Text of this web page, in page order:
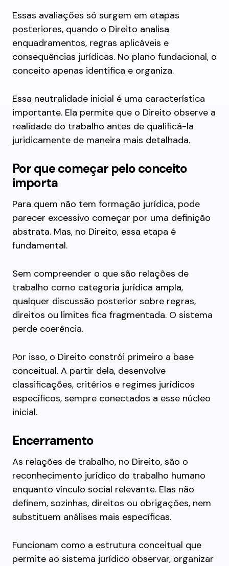
Essas avaliações só surgem em etapas
posteriores, quando o Direito analisa
enquadramentos, regras aplicáveis e
consequências jurídicas. No plano fundacional, o
conceito apenas identifica e organiza.
Essa neutralidade inicial é uma característica
importante. Ela permite que o Direito observe a
realidade do trabalho antes de qualificá-la
juridicamente de maneira mais detalhada.
Por que começar pelo conceito
importa
Para quem não tem formação jurídica, pode
parecer excessivo começar por uma definição
abstrata. Mas, no Direito, essa etapa é
fundamental.
Sem compreender o que são relações de
trabalho como categoria jurídica ampla,
qualquer discussão posterior sobre regras,
direitos ou limites fica fragmentada. O sistema
perde coerência.
Por isso, o Direito constrói primeiro a base
conceitual. A partir dela, desenvolve
classificações, critérios e regimes jurídicos
específicos, sempre conectados a esse núcleo
inicial.
Encerramento
As relações de trabalho, no Direito, são o
reconhecimento jurídico do trabalho humano
enquanto vínculo social relevante. Elas não
definem, sozinhas, direitos ou obrigações, nem
substituem análises mais específicas.
Funcionam como a estrutura conceitual que
permite ao sistema jurídico observar, organizar